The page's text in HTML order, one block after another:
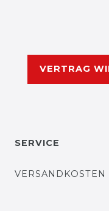
VERTRAG
SERVICE
VERSANDKOSTEN